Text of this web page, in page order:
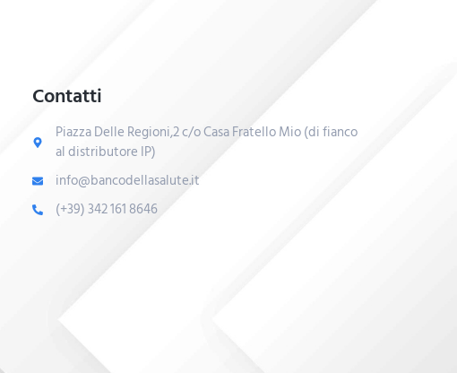
Contatti
Piazza Delle Regioni,2 c/o Casa Fratello Mio (di fianco
al distributore IP)
info@bancodellasalute.it
(+39) 342 161 8646